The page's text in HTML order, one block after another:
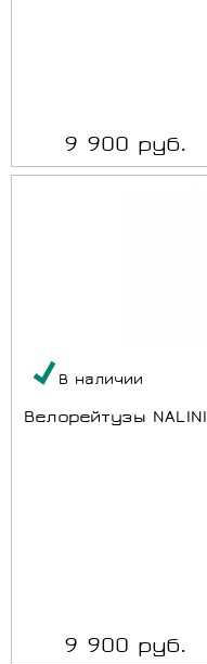
9 900 руб.
В наличии
Велорейтузы
9 900 руб.